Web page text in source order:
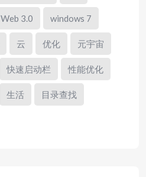
Web 3.0 windows 7
云 优化 元宇宙
快速启动栏 性能优化
生活 目录查找